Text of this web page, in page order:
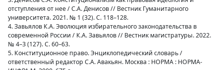
отступления от нее / С.А. Денисов // Вестник Гуманитарного
университета. 2021. № 1 (32). С. 118–128.
4. Завьялов К.А. Эволюция избирательного законодательства в
современной России / К.А. Завьялов // Вестник магистратуры. 2022.
№ 4–3 (127). С. 60–63.
5. Конституционное право. Энциклопедический словарь /
ответственный редактор С.А. Авакьян. Москва : НОРМА : НОРМА-